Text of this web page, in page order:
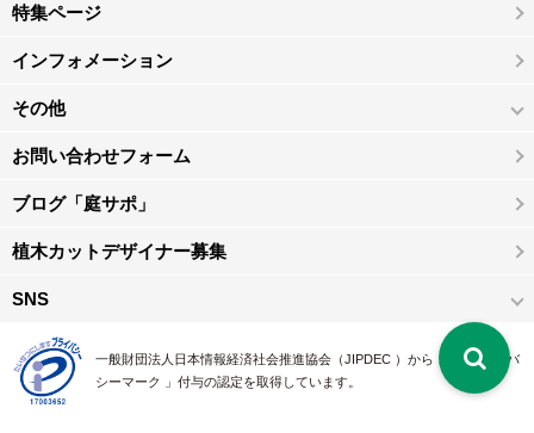
特集ページ
インフォメーション
その他
お問い合わせフォーム
ブログ「庭サポ」
植木カットデザイナー募集
SNS
一般財団法人日本情報経済社会推進協会（JIPDEC ）から 、「 プライバ
シーマーク 」付与の認定を取得しています。